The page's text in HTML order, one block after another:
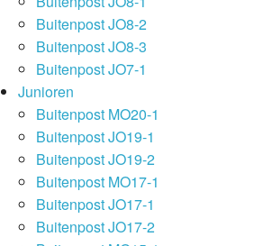
Buitenpost JO8-2
Buitenpost JO8-3
Buitenpost JO7-1
Junioren
Buitenpost MO20-1
Buitenpost JO19-1
Buitenpost JO19-2
Buitenpost MO17-1
Buitenpost JO17-1
Buitenpost JO17-2